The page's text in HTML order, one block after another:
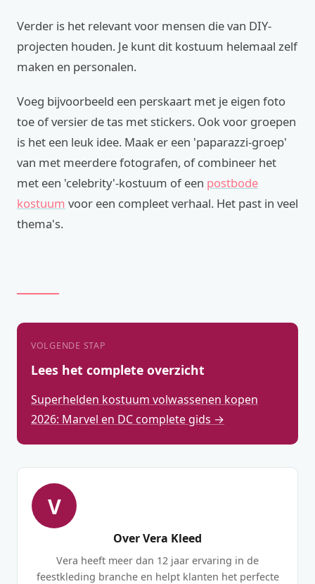
Verder is het relevant voor mensen die van DIY-
projecten houden. Je kunt dit kostuum helemaal zelf
maken en personalen.
Voeg bijvoorbeeld een perskaart met je eigen foto
toe of versier de tas met stickers. Ook voor groepen
is het een leuk idee. Maak er een 'paparazzi-groep'
van met meerdere fotografen, of combineer het
met een 'celebrity'-kostuum of een postbode
kostuum voor een compleet verhaal. Het past in veel
thema's.
VOLGENDE STAP
Lees het complete overzicht
Superhelden kostuum volwassenen kopen
2026: Marvel en DC complete gids →
V
Over Vera Kleed
Vera heeft meer dan 12 jaar ervaring in de
feestkleding branche en helpt klanten het perfecte